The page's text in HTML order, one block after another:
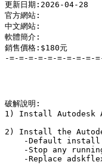
更新日期:2026-04-28
官方網站:
中文網站:
軟體簡介:
銷售價格:$180元
-=-=-=-=-=-=-=-=-=-
破解說明:
1) Install
2) Install the
-Default
-Stop any
-Replace